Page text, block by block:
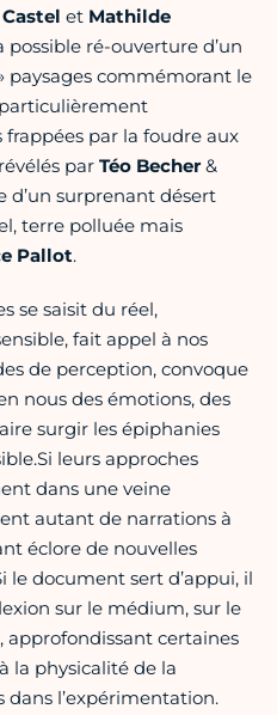
et Mathilde
possible ré-ouverture d’un
paysages commémorant le
par la foudre aux
par Téo Becher&
d’un surprenant désert
terre polluée mais
Pallot.
se saisit du réel,
fait appel à nos
de perception, convoque
nous des émotions, des
surgir les épiphanies
leurs approches
dans une veine
autant de narrations à
éclore de nouvelles
le document sert d’appui, il
sur le médium, sur le
approfondissant certaines
la physicalité de la
dans l’expérimentation.